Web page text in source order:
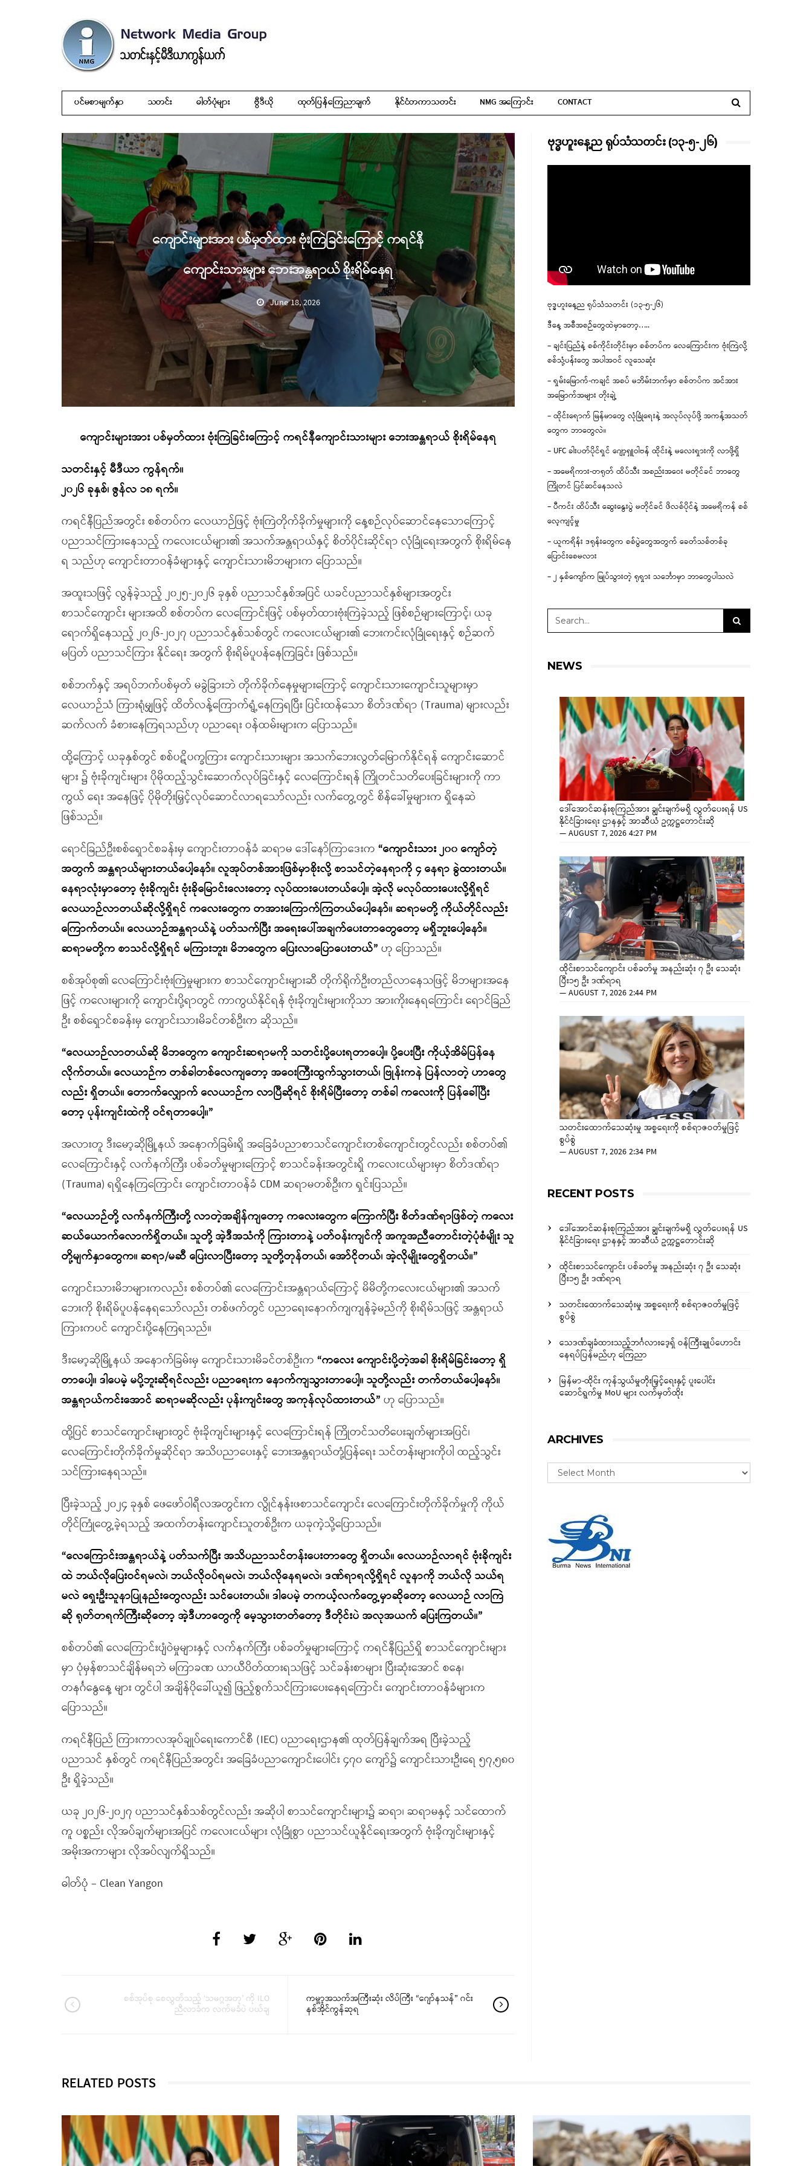
ပင်မစာမျက်နှာ သတင်း ဓါတ်ပုံများ ဗွီဒီယို ထုတ်ပြန်ကြေညာချက် နိုင်ငံတကာသတင်း NMG အကြောင်း CONTACT
ကျောင်းများအား ပစ်မှတ်ထား ဗုံးကြဲခြင်းကြောင့် ကရင်နီ
ကျောင်းသားများ ဘေးအန္တရာယ် စိုးရိမ်နေရ
June 18, 2026
ကျောင်းများအား ပစ်မှတ်ထား ဗုံးကြဲခြင်းကြောင့် ကရင်နီကျောင်းသားများ ဘေးအန္တရာယ် စိုးရိမ်နေရ
သတင်းနှင့် မီဒီယာ ကွန်ရက်။
၂၀၂၆ ခုနှစ်၊ ဇွန်လ ၁၈ ရက်။
ကရင်နီပြည်အတွင်း စစ်တပ်က လေယာဉ်ဖြင့် ဗုံးကြဲတိုက်ခိုက်မှုများကို နေ့စဉ်လုပ်ဆောင်နေသောကြောင့်
ပညာသင်ကြားနေသည့် ကလေးငယ်များ၏ အသက်အန္တရာယ်နှင့် စိတ်ပိုင်းဆိုင်ရာ လုံခြုံရေးအတွက် စိုးရိမ်နေ
ရ သည်ဟု ကျောင်းတာဝန်ခံများနှင့် ကျောင်းသားမိဘများက ပြောသည်။
အထူးသဖြင့် လွန်ခဲ့သည့် ၂၀၂၅-၂၀၂၆ ခုနှစ် ပညာသင်နှစ်အပြင် ယခင်ပညာသင်နှစ်များအတွင်း
စာသင်ကျောင်း များအထိ စစ်တပ်က လေကြောင်းဖြင့် ပစ်မှတ်ထားဗုံးကြဲခဲ့သည့် ဖြစ်စဉ်များကြောင့်၊ ယခု
ရောက်ရှိနေသည့် ၂၀၂၆-၂၀၂၇ ပညာသင်နှစ်သစ်တွင် ကလေးငယ်များ၏ ဘေးကင်းလုံခြုံရေးနှင့် စဉ်ဆက်
မပြတ် ပညာသင်ကြား နိုင်ရေး အတွက် စိုးရိမ်ပူပန်နေကြခြင်း ဖြစ်သည်။
စစ်ဘက်နှင့် အရပ်ဘက်ပစ်မှတ် မခွဲခြားဘဲ တိုက်ခိုက်နေမှုများကြောင့် ကျောင်းသားကျောင်းသူများမှာ
လေယာဉ်သံ ကြားရုံမျှဖြင့် ထိတ်လန့်ကြောက်ရွံ့နေကြရပြီး ပြင်းထန်သော စိတ်ဒဏ်ရာ (Trauma) များလည်း
ဆက်လက် ခံစားနေကြရသည်ဟု ပညာရေး ဝန်ထမ်းများက ပြောသည်။
ထို့ကြောင့် ယခုနှစ်တွင် စစ်ပဋိပက္ခကြား ကျောင်းသားများ အသက်ဘေးလွတ်မြောက်နိုင်ရန် ကျောင်းဆောင်
များ ၌ ဗုံးခိုကျင်းများ ပိုမိုထည့်သွင်းဆောက်လုပ်ခြင်းနှင့် လေကြောင်းရန် ကြိုတင်သတိပေးခြင်းများကို ကာ
ကွယ် ရေး အနေဖြင့် ပိုမိုတိုးမြှင့်လုပ်ဆောင်လာရသော်လည်း လက်တွေ့တွင် စိန်ခေါ်မှုများက ရှိနေဆဲ
ဖြစ်သည်။
ရောင်ခြည်ဦးစစ်ရှောင်စခန်းမှ ကျောင်းတာဝန်ခံ ဆရာမ ဒေါ်နော်ကြာဒေးက “ကျောင်းသား ၂၀၀ ကျော်တဲ့
အတွက် အန္တရာယ်များတယ်ပေါ့နော်။ လူအုပ်တစ်အားဖြစ်မှာစိုးလို့ စာသင်တဲ့နေရာကို ၄ နေရာ ခွဲထားတယ်။
နေရာလုံးမှာတော့ ဗုံးခိုကျင်း ဗုံးခိုမြောင်းလေးတော့ လုပ်ထားပေးတယ်ပေါ့။ အဲ့လို မလုပ်ထားပေးလို့ရှိရင်
လေယာဉ်လာတယ်ဆိုလို့ရှိရင် ကလေးတွေက တအားကြောက်ကြတယ်ပေါ့နော်။ ဆရာမတို့ ကိုယ်တိုင်လည်း
ကြောက်တယ်။ လေယာဉ်အန္တရာယ်နဲ့ ပတ်သက်ပြီး အရေးပေါ်အချက်ပေးတာတွေတော့ မရှိဘူးပေါ့နော်။
ဆရာမတို့က စာသင်လို့ရှိရင် မကြားဘူး၊ မိဘတွေက ပြေးလာပြောပေးတယ်” ဟု ပြောသည်။
စစ်အုပ်စု၏ လေကြောင်းဗုံးကြဲမှုများက စာသင်ကျောင်းများဆီ တိုက်ရိုက်ဦးတည်လာနေသဖြင့် မိဘများအနေ
ဖြင့် ကလေးများကို ကျောင်းပို့ရာတွင် ကာကွယ်နိုင်ရန် ဗုံးခိုကျင်းများကိုသာ အားကိုးနေရကြောင်း ရောင်ခြည်
ဦး စစ်ရှောင်စခန်းမှ ကျောင်းသားမိခင်တစ်ဦးက ဆိုသည်။
“လေယာဉ်လာတယ်ဆို မိဘတွေက ကျောင်းဆရာမကို သတင်းပို့ပေးရတာပေါ့။ ပို့ပေးပြီး ကိုယ့်အိမ်ပြန်နေ
လိုက်တယ်။ လေယာဉ်က တစ်ခါတစ်လေကျတော့ အဝေးကြီးထွက်သွားတယ်၊ ဗြုန်းကနဲ ပြန်လာတဲ့ ဟာတွေ
လည်း ရှိတယ်။ တောက်လျှောက် လေယာဉ်က လာပြီဆိုရင် စိုးရိမ်ပြီးတော့ တစ်ခါ ကလေးကို ပြန်ခေါ်ပြီး
တော့ ပုန်းကျင်းထဲကို ဝင်ရတာပေါ့။”
အလားတူ ဒီးမော့ဆိုမြို့နယ် အနောက်ခြမ်းရှိ အခြေခံပညာစာသင်ကျောင်းတစ်ကျောင်းတွင်လည်း စစ်တပ်၏
လေကြောင်းနှင့် လက်နက်ကြီး ပစ်ခတ်မှုများကြောင့် စာသင်ခန်းအတွင်းရှိ ကလေးငယ်များမှာ စိတ်ဒဏ်ရာ
(Trauma) ရရှိနေကြကြောင်း ကျောင်းတာဝန်ခံ CDM ဆရာမတစ်ဦးက ရှင်းပြသည်။
“လေယာဉ်တို့ လက်နက်ကြီးတို့ လာတဲ့အချိန်ကျတော့ ကလေးတွေက ကြောက်ပြီး စိတ်ဒဏ်ရာဖြစ်တဲ့ ကလေး
ဆယ်ယောက်လောက်ရှိတယ်။ သူတို့ အဲ့ဒီအသံကို ကြားတာနဲ့ ပတ်ဝန်းကျင်ကို အကူအညီတောင်းတဲ့ပုံစံမျိုး သူ
တို့မျက်နှာတွေက။ ဆရာ/မဆီ ပြေးလာပြီးတော့ သူတို့တုန်တယ်၊ အော်ငိုတယ်၊ အဲ့လိုမျိုးတွေရှိတယ်။”
ကျောင်းသားမိဘများကလည်း စစ်တပ်၏ လေကြောင်းအန္တရာယ်ကြောင့် မိမိတို့ကလေးငယ်များ၏ အသက်
ဘေးကို စိုးရိမ်ပူပန်နေရသော်လည်း တစ်ဖက်တွင် ပညာရေးနောက်ကျကျန်ခဲ့မည်ကို စိုးရိမ်သဖြင့် အန္တရာယ်
ကြားကပင် ကျောင်းပို့နေကြရသည်။
ဒီးမော့ဆိုမြို့နယ် အနောက်ခြမ်းမှ ကျောင်းသားမိခင်တစ်ဦးက “ကလေး ကျောင်းပို့တဲ့အခါ စိုးရိမ်ခြင်းတော့ ရှိ
တာပေါ့။ ဒါပေမဲ့ မပို့ဘူးဆိုရင်လည်း ပညာရေးက နောက်ကျသွားတာပေါ့။ သူတို့လည်း တက်တယ်ပေါ့နော်။
အန္တရာယ်ကင်းအောင် ဆရာမဆိုလည်း ပုန်းကျင်းတွေ အကုန်လုပ်ထားတယ်” ဟု ပြောသည်။
ထို့ပြင် စာသင်ကျောင်းများတွင် ဗုံးခိုကျင်းများနှင့် လေကြောင်းရန် ကြိုတင်သတိပေးချက်များအပြင်၊
လေကြောင်းတိုက်ခိုက်မှုဆိုင်ရာ အသိပညာပေးနှင့် ဘေးအန္တရာယ်တုံ့ပြန်ရေး သင်တန်းများကိုပါ ထည့်သွင်း
သင်ကြားနေရသည်။
ပြီးခဲ့သည့် ၂၀၂၄ ခုနှစ် ဖေဖော်ဝါရီလအတွင်းက လွိုင်နန်းဖစာသင်ကျောင်း လေကြောင်းတိုက်ခိုက်မှုကို ကိုယ်
တိုင်ကြုံတွေ့ခဲ့ရသည့် အထက်တန်းကျောင်းသူတစ်ဦးက ယခုကဲ့သို့ပြောသည်။
“လေကြောင်းအန္တရာယ်နဲ့ ပတ်သက်ပြီး အသိပညာသင်တန်းပေးတာတွေ ရှိတယ်။ လေယာဉ်လာရင် ဗုံးခိုကျင်း
ထဲ ဘယ်လိုပြေးဝင်ရမလဲ၊ ဘယ်လိုဝပ်ရမလဲ၊ ဘယ်လိုနေရမလဲ၊ ဒဏ်ရာရလို့ရှိရင် လူနာကို ဘယ်လို သယ်ရ
မလဲ ရှေးဦးသူနာပြုနည်းတွေလည်း သင်ပေးတယ်။ ဒါပေမဲ့ တကယ့်လက်တွေ့မှာဆိုတော့ လေယာဉ် လာကြဲ
ဆို ရုတ်တရက်ကြီးဆိုတော့ အဲ့ဒီဟာတွေကို မေ့သွားတတ်တော့ ဒီတိုင်းပဲ အလုအယက် ပြေးကြတယ်။”
စစ်တပ်၏ လေကြောင်းပျံဝဲမှုများနှင့် လက်နက်ကြီး ပစ်ခတ်မှုများကြောင့် ကရင်နီပြည်ရှိ စာသင်ကျောင်းများ
မှာ ပုံမှန်စာသင်ချိန်မရဘဲ မကြာခဏ ယာယီပိတ်ထားရသဖြင့် သင်ခန်းစာများ ပြီးဆုံးအောင် စနေ၊
တနင်္ဂနွေနေ့ များ တွင်ပါ အချိန်ပိုခေါ်ယူ၍ ဖြည့်စွက်သင်ကြားပေးနေရကြောင်း ကျောင်းတာဝန်ခံများက
ပြောသည်။
ကရင်နီပြည် ကြားကာလအုပ်ချုပ်ရေးကောင်စီ (IEC) ပညာရေးဌာန၏ ထုတ်ပြန်ချက်အရ ပြီးခဲ့သည့်
ပညာသင် နှစ်တွင် ကရင်နီပြည်အတွင်း အခြေခံပညာကျောင်းပေါင်း ၄၇၀ ကျော်၌ ကျောင်းသားဦးရေ ၅၇,၅၈၀
ဦး ရှိခဲ့သည်။
ယခု ၂၀၂၆-၂၀၂၇ ပညာသင်နှစ်သစ်တွင်လည်း အဆိုပါ စာသင်ကျောင်းများ၌ ဆရာ၊ ဆရာမနှင့် သင်ထောက်
ကူ ပစ္စည်း လိုအပ်ချက်များအပြင် ကလေးငယ်များ လုံခြုံစွာ ပညာသင်ယူနိုင်ရေးအတွက် ဗုံးခိုကျင်းများနှင့်
အမိုးအကာများ လိုအပ်လျက်ရှိသည်။
ဓါတ်ပုံ – Clean Yangon
စစ်အုပ်စု စေလွှတ်သည့် ‘သမဂ္ဂအတု’ ကို ILO
ညီလာခံက လက်မခံပဲ ပယ်ချ
ကမ္ဘာ့အသက်အကြီးဆုံး လိပ်ကြီး “ဂျော်နသန်” ဂင်း
နစ်အိုင်ကွန်ဆုရ
ဗုဒ္ဓဟူးနေ့ည ရုပ်သံသတင်း (၁၃-၅-၂၆)
ဗုဒ္ဓဟူးနေ့ည ရုပ်သံသတင်း (၁၃-၅-၂၆)
ဒီနေ့ အစီအစဉ်တွေထဲမှာတော့…..
– ချင်းပြည်နဲ့ စစ်ကိုင်းတိုင်းမှာ စစ်တပ်က လေကြောင်းက ဗုံးကြဲလို့
စစ်သုံ့ပန်းတွေ အပါအဝင် လူသေဆုံး
– ရှမ်းမြောက်-ကချင် အစပ် မဘိမ်းဘက်မှာ စစ်တပ်က အင်အား
အမြောက်အများ တိုးချဲ့
– ထိုင်းရောက် မြန်မာတွေ လုံခြုံရေးနဲ့ အလုပ်လုပ်ဖို့ အကန့်အသတ်
တွေက ဘာတွေလဲ။
– UFC ခါးပတ်ပိုင်ရှင် ဂျော့ရှူဝါဗန် ထိုင်းနဲ့ မလေးရှားကို လာဖို့ရှိ
– အမေရိကား-တရုတ် ထိပ်သီး အစည်းအဝေး မတိုင်ခင် ဘာတွေ
ကြိုတင် ပြင်ဆင်နေသလဲ
– ပီကင်း ထိပ်သီး ဆွေးနွေးပွဲ မတိုင်ခင် ဖိလစ်ပိုင်နဲ့ အမေရိကန် စစ်
လေ့ကျင့်မှု
– ယူကရိန်း ဒရုန်းတွေက စစ်ပွဲတွေအတွက် ခေတ်သစ်တစ်ခု
ပြောင်းစေမလား
– ၂ နှစ်ကျော်က မြုပ်သွားတဲ့ ရုရှား သင်္ဘောမှာ ဘာတွေပါသလဲ
NEWS
ဒေါ်အောင်ဆန်းစုကြည်အား ချွင်းချက်မရှိ လွှတ်ပေးရန် US
နိုင်ငံခြားရေး ဌာနနှင့် အာဆီယံ ဥက္ကဋ္ဌတောင်းဆို
—AUGUST 7, 2026 4:27 PM
ထိုင်းစာသင်ကျောင်း ပစ်ခတ်မှု အနည်းဆုံး ၇ ဦး သေဆုံး
ပြီး၁၅ ဦး ဒဏ်ရာရ
—AUGUST 7, 2026 2:44 PM
သတင်းထောက်သေဆုံးမှု အစ္စရေးကို စစ်ရာဇဝတ်မှုဖြင့်
စွပ်စွဲ
—AUGUST 7, 2026 2:34 PM
RECENT POSTS
ဒေါ်အောင်ဆန်းစုကြည်အား ချွင်းချက်မရှိ လွှတ်ပေးရန် US
နိုင်ငံခြားရေး ဌာနနှင့် အာဆီယံ ဥက္ကဋ္ဌတောင်းဆို
ထိုင်းစာသင်ကျောင်း ပစ်ခတ်မှု အနည်းဆုံး ၇ ဦး သေဆုံး
ပြီး၁၅ ဦး ဒဏ်ရာရ
သတင်းထောက်သေဆုံးမှု အစ္စရေးကို စစ်ရာဇဝတ်မှုဖြင့်
စွပ်စွဲ
သေဒဏ်ချခံထားသည့်ဘင်္ဂလားဒေ့ရှ် ဝန်ကြီးချုပ်ဟောင်း
နေရပ်ပြန်မည်ဟု ကြေညာ
မြန်မာ-ထိုင်း ကုန်သွယ်မှုတိုးမြှင့်ရေးနှင့် ပူးပေါင်း
ဆောင်ရွက်မှု MoU များ လက်မှတ်ထိုး
ARCHIVES
RELATED POSTS